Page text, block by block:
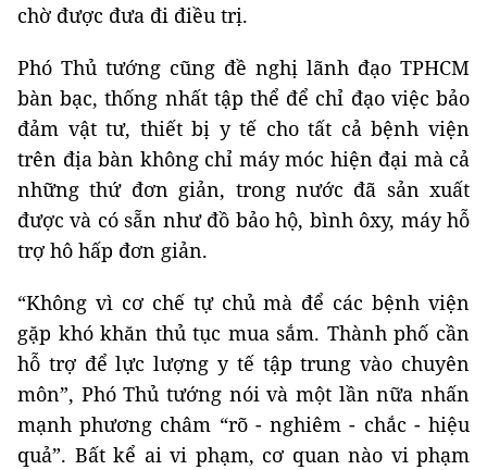
chờ được đưa đi điều trị.
Phó Thủ tướng cũng đề nghị lãnh đạo TPHCM
bàn bạc, thống nhất tập thể để chỉ đạo việc bảo
đảm vật tư, thiết bị y tế cho tất cả bệnh viện
trên địa bàn không chỉ máy móc hiện đại mà cả
những thứ đơn giản, trong nước đã sản xuất
được và có sẵn như đồ bảo hộ, bình ôxy, máy hỗ
trợ hô hấp đơn giản.
“Không vì cơ chế tự chủ mà để các bệnh viện
gặp khó khăn thủ tục mua sắm. Thành phố cần
hỗ trợ để lực lượng y tế tập trung vào chuyên
môn”, Phó Thủ tướng nói và một lần nữa nhấn
mạnh phương châm “rõ - nghiêm - chắc - hiệu
quả”. Bất kể ai vi phạm, cơ quan nào vi phạm